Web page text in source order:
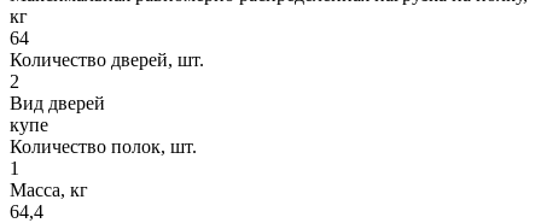
кг
64
Количество дверей, шт.
2
Вид дверей
купе
Количество полок, шт.
1
Масса, кг
64,4